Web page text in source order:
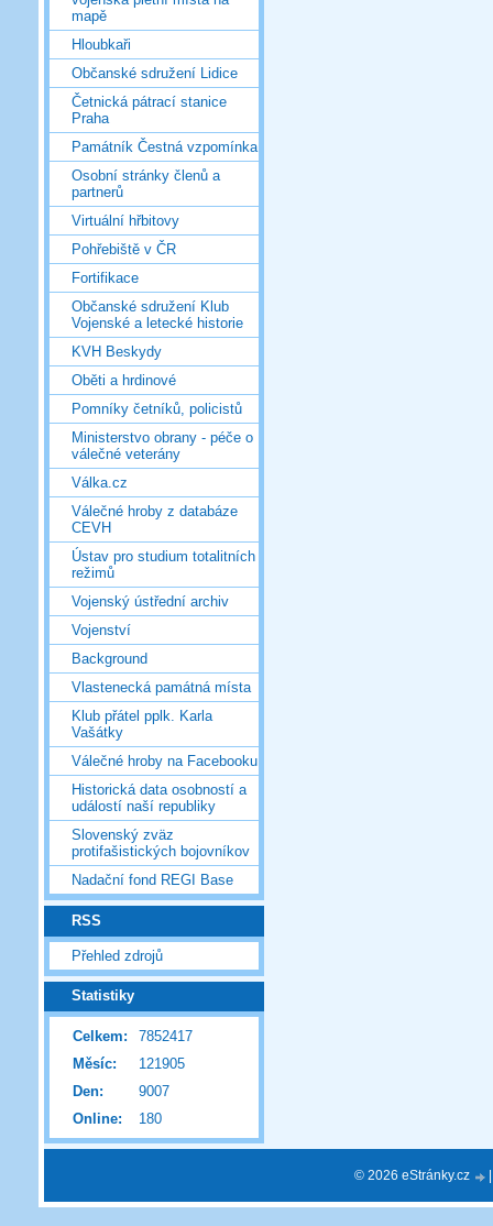
mapě
Hloubkaři
Občanské sdružení Lidice
Četnická pátrací stanice
Praha
Památník Čestná vzpomínka
Osobní stránky členů a
partnerů
Virtuální hřbitovy
Pohřebiště v ČR
Fortifikace
Občanské sdružení Klub
Vojenské a letecké historie
KVH Beskydy
Oběti a hrdinové
Pomníky četníků, policistů
Ministerstvo obrany - péče o
válečné veterány
Válka.cz
Válečné hroby z databáze
CEVH
Ústav pro studium totalitních
režimů
Vojenský ústřední archiv
Vojenství
Background
Vlastenecká památná místa
Klub přátel pplk. Karla
Vašátky
Válečné hroby na Facebooku
Historická data osobností a
událostí naší republiky
Slovenský zväz
protifašistických bojovníkov
Nadační fond REGI Base
RSS
Přehled zdrojů
Statistiky
Online: 180
Celkem:
7852417
Měsíc:
121905
Den:
9007
© 2026 eStránky.cz